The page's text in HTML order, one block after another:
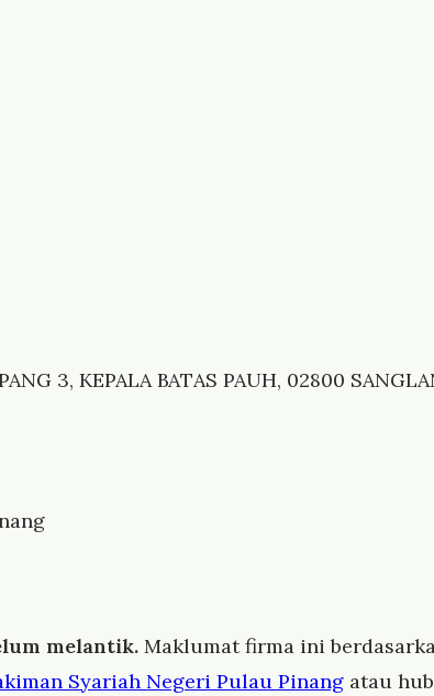
3, KEPALA BATAS PAUH, 02800
melantik. Maklumat firma ini
Syariah Negeri Pulau Pinang atau